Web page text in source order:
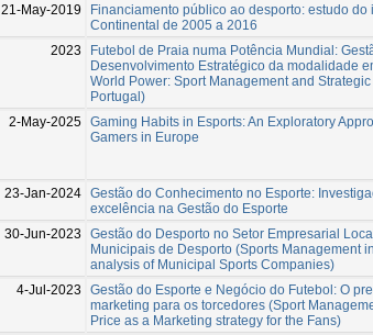
21-May-2019
Financiamento público ao desporto: estudo do
Continental de 2005 a 2016
2023
Futebol de Praia numa Potência Mundial:
Desenvolvimento Estratégico da modalidade
World Power: Sport Management and
Portugal)
2-May-2025 Gaming Habits in Esports: An Exploratory
Gamers in Europe
23-Jan-2024 Gestão do Conhecimento no Esporte:
excelência na Gestão do Esporte
30-Jun-2023
Gestão do Desporto no Setor Empresarial
Municipais de Desporto (Sports Management
analysis of Municipal Sports Companies)
4-Jul-2023
Gestão do Esporte e Negócio do Futebol: O
marketing para os torcedores (Sport
Price as a Marketing strategy for the Fans)